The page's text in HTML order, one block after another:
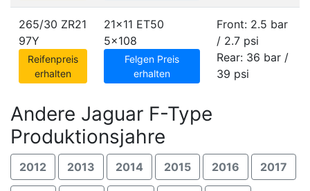
265/30 ZR21
97Y
Reifenpreis
erhalten
21x11 ET50
5x108
Felgen Preis
erhalten
Front: 2.5 bar
/ 2.7 psi
Rear: 36 bar /
39 psi
Andere Jaguar F-Type
Produktionsjahre
2012 2013 2014 2015 2016 2017